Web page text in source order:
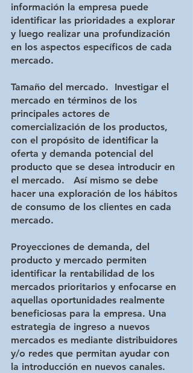
información la empresa puede
identificar las prioridades a explorar
y luego realizar una profundización
en los aspectos específicos de cada
mercado.
Tamaño del mercado.  Investigar el
mercado en términos de los
principales actores de
comercialización de los productos,
con el propósito de identificar la
oferta y demanda potencial del
producto que se desea introducir en
el mercado.   Así mismo se debe
hacer una exploración de los hábitos
de consumo de los clientes en cada
mercado.
Proyecciones de demanda, del
producto y mercado permiten
identificar la rentabilidad de los
mercados prioritarios y enfocarse en
aquellas oportunidades realmente
beneficiosas para la empresa. Una
estrategia de ingreso a nuevos
mercados es mediante distribuidores
y/o redes que permitan ayudar con
la introducción en nuevos canales.